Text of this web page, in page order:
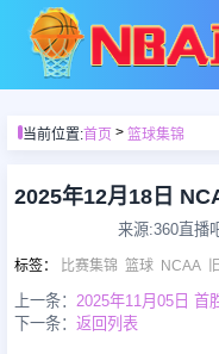
首页
足球直播
篮球直播
足球录像
当前位置:首页> 篮球集锦
来源:360直播
标签： 比赛集锦 篮球 NCAA
上一条：
下一条： 返回列表